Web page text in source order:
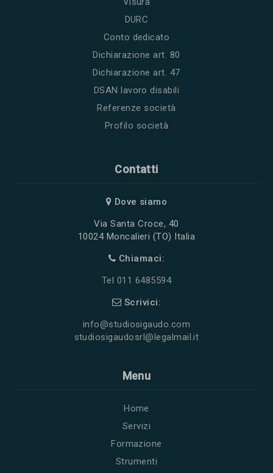
DURC
Conto dedicato
Dichiarazione art. 80
Dichiarazione art. 47
DSAN lavoro disabili
Referenze società
Profilo società
Contatti
Dove siamo
Via Santa Croce, 40
10024 Moncalieri (TO) Italia
Chiamaci:
Tel 011 6485594
Scrivici:
info@studiosigaudo.com
studiosigaudosrl@legalmail.it
Menu
Home
Servizi
Formazione
Strumenti